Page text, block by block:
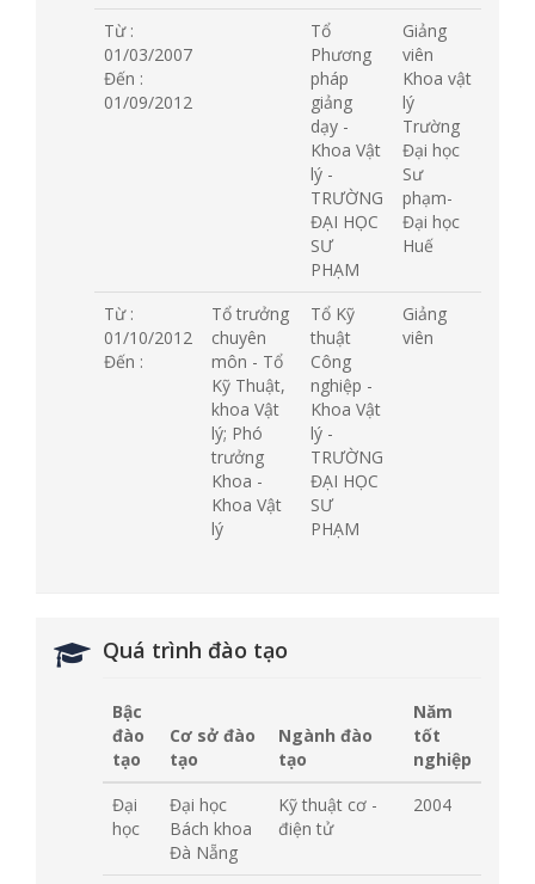
Từ :
01/03/2007
Đến :
01/09/2012
Tổ
Phương
pháp
giảng
dạy -
Khoa Vật
lý -
TRƯỜNG
ĐẠI HỌC
SƯ
PHẠM
Giảng
viên
Khoa vật
lý
Trường
Đại học
Sư
phạm-
Đại học
Huế
Từ :
01/10/2012
Đến :
Tổ trưởng
chuyên
môn - Tổ
Kỹ Thuật,
khoa Vật
lý; Phó
trưởng
Khoa -
Khoa Vật
lý
Tổ Kỹ
thuật
Công
nghiệp -
Khoa Vật
lý -
TRƯỜNG
ĐẠI HỌC
SƯ
PHẠM
Giảng
viên
Quá trình đào tạo
Bậc
đào
tạo
Cơ sở đào
tạo
Ngành đào
tạo
Năm
tốt
nghiệp
Đại
học
Đại học
Bách khoa
Đà Nẵng
Kỹ thuật cơ -
điện tử
2004